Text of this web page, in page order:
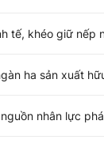
tế, khéo giữ nếp
ha sản xuất
nhân lực